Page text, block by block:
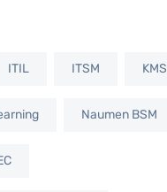
ITIL ITSM KMS
Naumen BSM